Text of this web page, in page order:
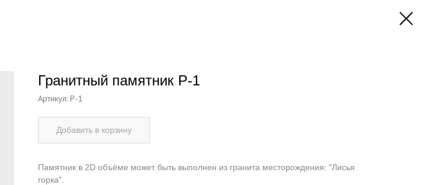
Гранитный памятник Р-1
Артикул: Р-1
Добавить в корзину
Памятник в 2D объёме может быть выполнен из гранита месторождения: "Лисья
горка".